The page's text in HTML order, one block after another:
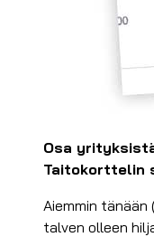
Osa
Taitokorttelin
Aiemmin
talven olleen